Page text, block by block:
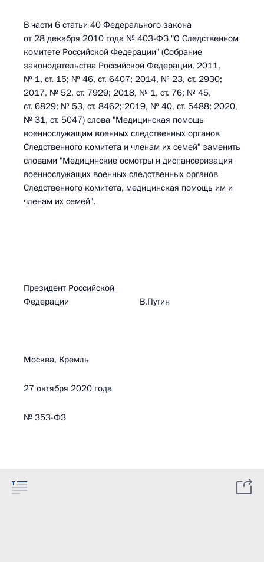
В части 6 статьи 40 Федерального закона
от 28 декабря 2010 года № 403-ФЗ "О Следственном
комитете Российской Федерации" (Собрание
законодательства Российской Федерации, 2011,
№ 1, ст. 15; № 46, ст. 6407; 2014, № 23, ст. 2930;
2017, № 52, ст. 7929; 2018, № 1, ст. 76; № 45,
ст. 6829; № 53, ст. 8462; 2019, № 40, ст. 5488; 2020,
№ 31, ст. 5047) слова "Медицинская помощь
военнослужащим военных следственных органов
Следственного комитета и членам их семей" заменить
словами "Медицинские осмотры и диспансеризация
военнослужащих военных следственных органов
Следственного комитета, медицинская помощь им и
членам их семей".
Президент Российской
Федерации В.Путин
Москва, Кремль
27 октября 2020 года
№ 353-ФЗ